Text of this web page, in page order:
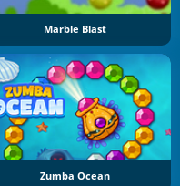
Marble Blast
Zumba Ocean